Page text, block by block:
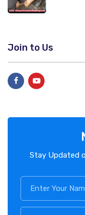
Join to Us
Stay Updated